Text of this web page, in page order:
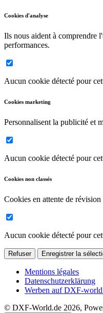
Cookies d'analyse
Ils nous aident à comprendre
performances.
Aucun cookie détecté pour
Cookies marketing
Personnalisent la publicité et
Aucun cookie détecté pour
Cookies non classés
Cookies en attente de
Aucun cookie détecté pour
Refuser Enregistrer la
Mentions légales
Datenschutzerklärung
Werben auf DXF-
© DXF-World.de 2026,